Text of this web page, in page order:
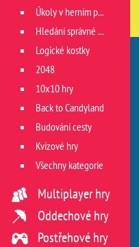
Úkoly v herním poli
Hledání správné cesty
Logické kostky
2048
10x10 hry
Back to Candyland
Budování cesty
Kvízové hry
Všechny kategorie
Multiplayer hry
Oddechové hry
Postřehové hry